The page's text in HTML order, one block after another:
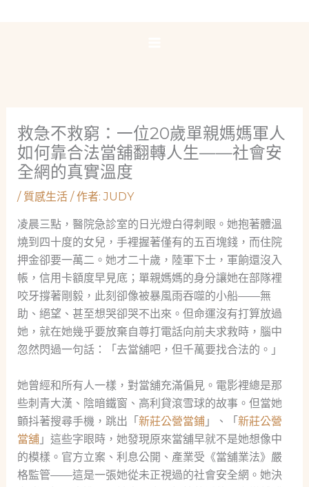
救急不救窮：一位20歲單親媽媽軍人
如何靠合法當舖翻轉人生——社會安
全網的真實溫度
/ 質感生活/ 作者:JUDY
凌晨三點，醫院急診室的日光燈白得刺眼。她抱著體溫
燒到四十度的女兒，手裡握著僅有的五百塊錢，而住院
押金卻要一萬二。她才二十歲，陸軍下士，軍餉還沒入
帳，信用卡額度早見底；單親媽媽的身分讓她在部隊裡
咬牙撐著剛毅，此刻卻像被暴風雨吞噬的小船——無
助、絕望、甚至想哭卻哭不出來。但命運沒有打算放過
她，就在她幾乎要放棄自尊打電話向前夫求救時，腦中
忽然閃過一句話：「去當舖吧，但千萬要找合法的。」
她曾經和所有人一樣，對當舖充滿偏見。電影裡總是那
些刺青大漢、陰暗鐵窗、高利貸滾雪球的故事。但當她
顫抖著搜尋手機，跳出「 新莊公營當鋪」、「 新莊公營
當舖」這些字眼時，她發現原來當舖早就不是她想像中
的模樣。官方立案、利息公開、產業受《當舖業法》嚴
格監管——這是一張她從未正視過的社會安全網。她決